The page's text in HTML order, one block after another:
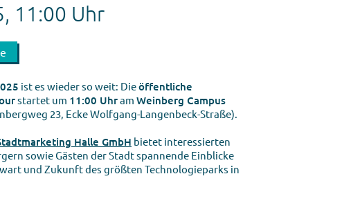
11:00 Uhr
ist es wieder so weit: Dieöffentliche
startet um 11:00 Uhram Weinberg Campus
23, Ecke Wolfgang-Langenbeck-Straße).
Halle GmbH bietet interessierten
sowie Gästen der Stadt spannende Einblicke
und Zukunft des größten Technologieparks in